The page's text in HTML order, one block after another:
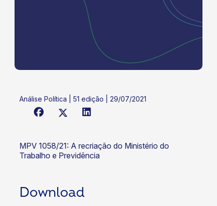
Análise Política | 51 edição | 29/07/2021
MPV 1058/21: A recriação do Ministério do
Trabalho e Previdência
Download